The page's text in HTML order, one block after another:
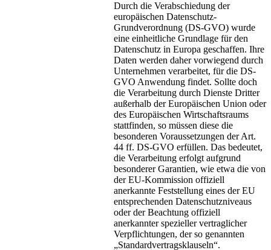
Durch die Verabschiedung der
europäischen Datenschutz-
Grundverordnung (DS-GVO) wurde
eine einheitliche Grundlage für den
Datenschutz in Europa geschaffen. Ihre
Daten werden daher vorwiegend durch
Unternehmen verarbeitet, für die DS-
GVO Anwendung findet. Sollte doch
die Verarbeitung durch Dienste Dritter
außerhalb der Europäischen Union oder
des Europäischen Wirtschaftsraums
stattfinden, so müssen diese die
besonderen Voraussetzungen der Art.
44 ff. DS-GVO erfüllen. Das bedeutet,
die Verarbeitung erfolgt aufgrund
besonderer Garantien, wie etwa die von
der EU-Kommission offiziell
anerkannte Feststellung eines der EU
entsprechenden Datenschutzniveaus
oder der Beachtung offiziell
anerkannter spezieller vertraglicher
Verpflichtungen, der so genannten
„Standardvertragsklauseln“.